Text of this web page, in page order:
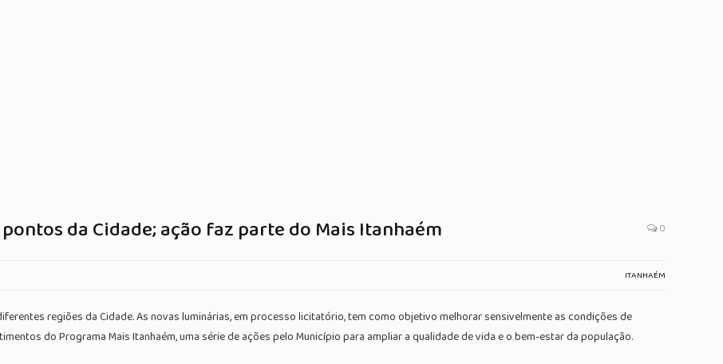
da Cidade; ação faz parte do Mais Itanhaém 0
ITANHAÉM
regiões da Cidade. As novas luminárias, em processo licitatório, tem como objetivo melhorar sensivelmente as condições de
do Programa Mais Itanhaém, uma série de ações pelo Município para ampliar a qualidade de vida e o bem-estar da população.